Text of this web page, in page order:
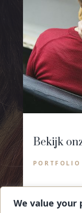
We value your
Bekijk